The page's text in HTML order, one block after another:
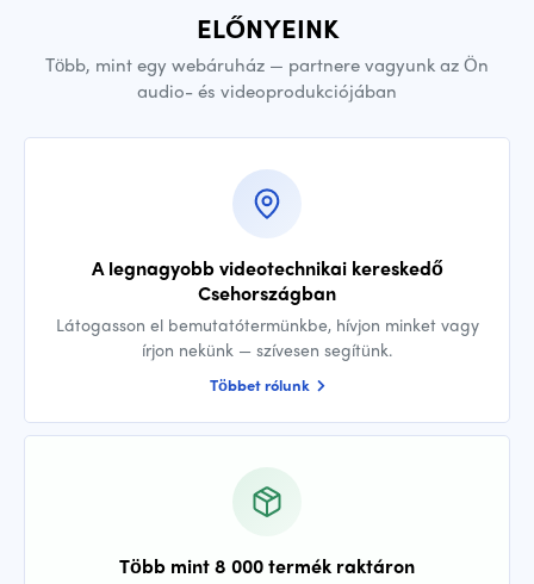
ELŐNYEINK
Több, mint egy webáruház — partnere vagyunk az Ön
audio- és videoprodukciójában
A legnagyobb videotechnikai kereskedő
Csehországban
Látogasson el bemutatótermünkbe, hívjon minket vagy
írjon nekünk — szívesen segítünk.
Többet rólunk
Több mint 8 000 termék raktáron